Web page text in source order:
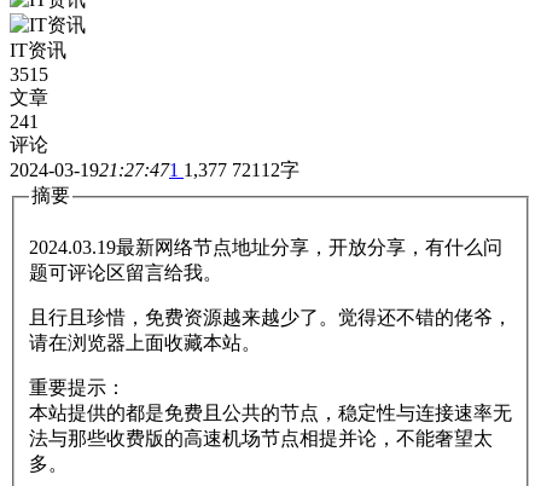
IT资讯
3515
文章
241
评论
2024-03-1921:27:471 1,377 72112字
摘要
2024.03.19最新网络节点地址分享，开放分享，有什么问
题可评论区留言给我。
且行且珍惜，免费资源越来越少了。觉得还不错的佬爷，
请在浏览器上面收藏本站。
重要提示：
本站提供的都是免费且公共的节点，稳定性与连接速率无
法与那些收费版的高速机场节点相提并论，不能奢望太
多。